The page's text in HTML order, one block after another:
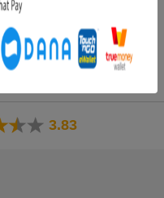
[広告]
3.83